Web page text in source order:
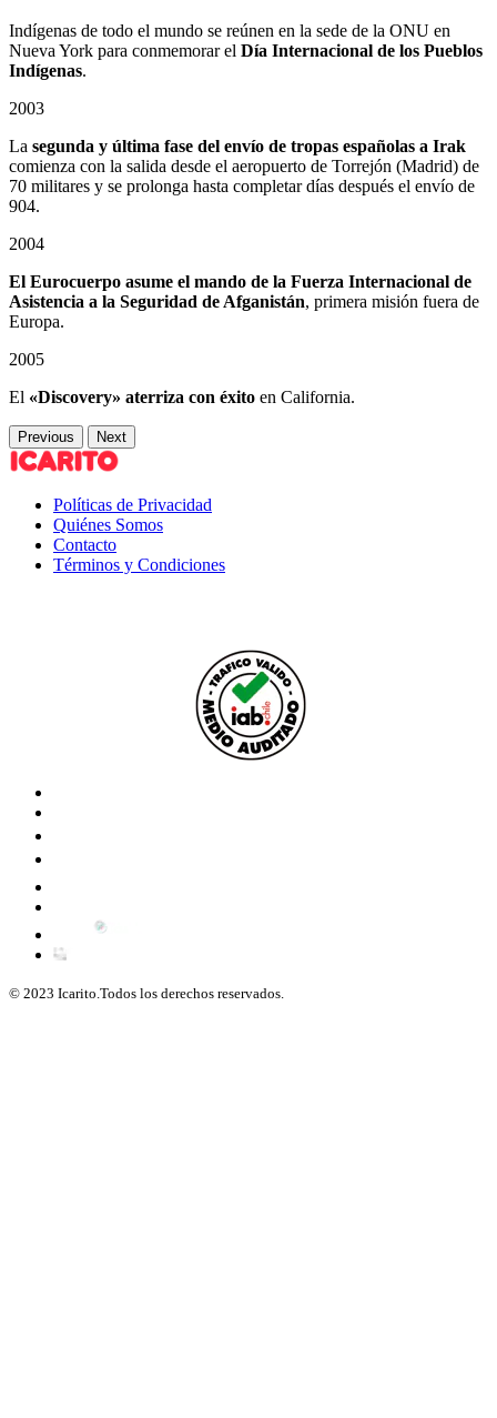
Indígenas de todo el mundo se reúnen en la sede de la ONU en
Nueva York para conmemorar el Día Internacional de los Pueblos
Indígenas.
2003
La segunda y última fase del envío de tropas españolas a Irak
comienza con la salida desde el aeropuerto de Torrejón (Madrid) de
70 militares y se prolonga hasta completar días después el envío de
904.
2004
El Eurocuerpo asume el mando de la Fuerza Internacional de
Asistencia a la Seguridad de Afganistán, primera misión fuera de
Europa.
2005
El «Discovery» aterriza con éxito en California.
Previous Next
Políticas de Privacidad
Quiénes Somos
Contacto
Términos y Condiciones
© 2023 Icarito.Todos los derechos reservados.